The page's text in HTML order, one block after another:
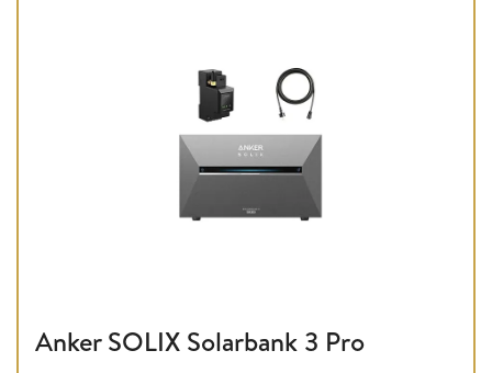
Anker SOLIX Solarbank 3 Pro